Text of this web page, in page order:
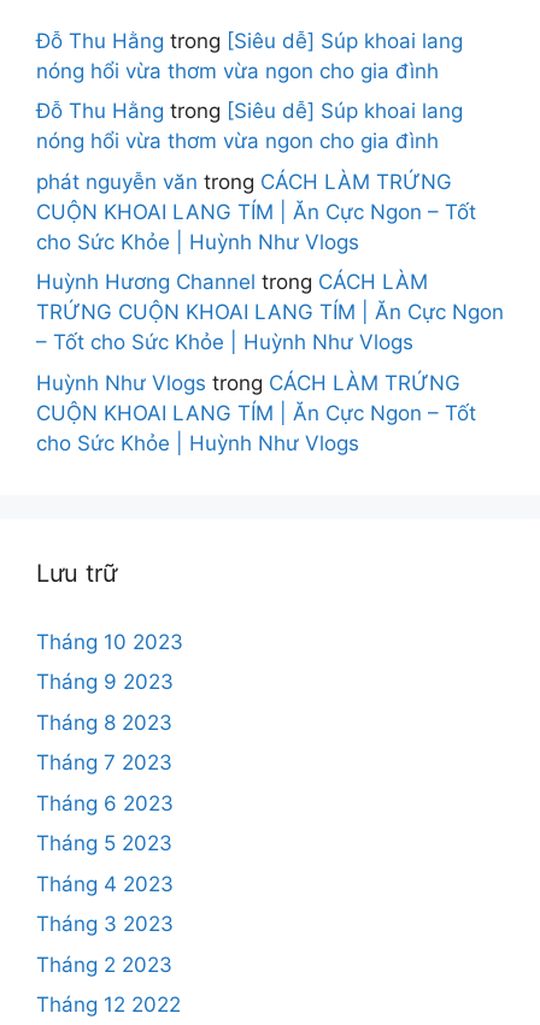
Đỗ Thu Hằng trong [Siêu dễ] Súp khoai lang
nóng hổi vừa thơm vừa ngon cho gia đình
Đỗ Thu Hằng trong [Siêu dễ] Súp khoai lang
nóng hổi vừa thơm vừa ngon cho gia đình
phát nguyễn văn trong CÁCH LÀM TRỨNG
CUỘN KHOAI LANG TÍM | Ăn Cực Ngon – Tốt
cho Sức Khỏe | Huỳnh Như Vlogs
Huỳnh Hương Channel trong CÁCH LÀM
TRỨNG CUỘN KHOAI LANG TÍM | Ăn Cực Ngon
– Tốt cho Sức Khỏe | Huỳnh Như Vlogs
Huỳnh Như Vlogs trong CÁCH LÀM TRỨNG
CUỘN KHOAI LANG TÍM | Ăn Cực Ngon – Tốt
cho Sức Khỏe | Huỳnh Như Vlogs
Lưu trữ
Tháng 10 2023
Tháng 9 2023
Tháng 8 2023
Tháng 7 2023
Tháng 6 2023
Tháng 5 2023
Tháng 4 2023
Tháng 3 2023
Tháng 2 2023
Tháng 12 2022